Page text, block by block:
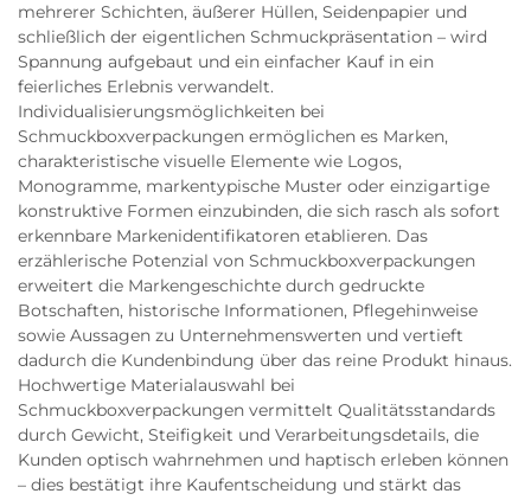
mehrerer Schichten, äußerer Hüllen, Seidenpapier und
schließlich der eigentlichen Schmuckpräsentation – wird
Spannung aufgebaut und ein einfacher Kauf in ein
feierliches Erlebnis verwandelt.
Individualisierungsmöglichkeiten bei
Schmuckboxverpackungen ermöglichen es Marken,
charakteristische visuelle Elemente wie Logos,
Monogramme, markentypische Muster oder einzigartige
konstruktive Formen einzubinden, die sich rasch als sofort
erkennbare Markenidentifikatoren etablieren. Das
erzählerische Potenzial von Schmuckboxverpackungen
erweitert die Markengeschichte durch gedruckte
Botschaften, historische Informationen, Pflegehinweise
sowie Aussagen zu Unternehmenswerten und vertieft
dadurch die Kundenbindung über das reine Produkt hinaus.
Hochwertige Materialauswahl bei
Schmuckboxverpackungen vermittelt Qualitätsstandards
durch Gewicht, Steifigkeit und Verarbeitungsdetails, die
Kunden optisch wahrnehmen und haptisch erleben können
– dies bestätigt ihre Kaufentscheidung und stärkt das